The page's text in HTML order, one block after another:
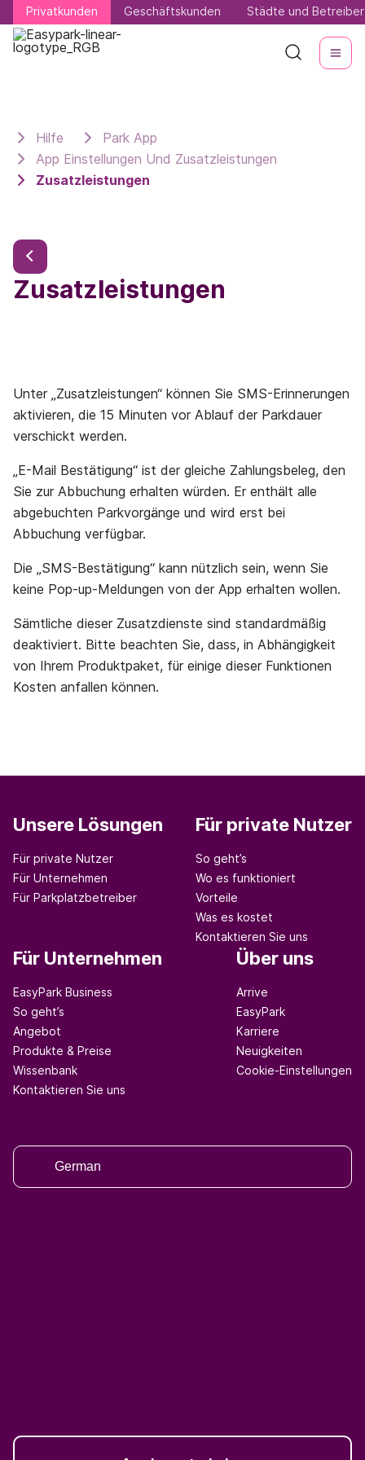
Privatkunden Geschäftskunden Städte und Betreiber
Privatkunden Geschäftskunden Städte und Betreiber
Hilfe
Park App
App Einstellungen Und Zusatzleistungen
Zusatzleistungen
Zusatzleistungen
Unter „Zusatzleistungen“ können Sie SMS-Erinnerungen
aktivieren, die 15 Minuten vor Ablauf der Parkdauer
verschickt werden.
„E-Mail Bestätigung“ ist der gleiche Zahlungsbeleg, den
Sie zur Abbuchung erhalten würden. Er enthält alle
abgebuchten Parkvorgänge und wird erst bei
Abbuchung verfügbar.
Die „SMS-Bestätigung“ kann nützlich sein, wenn Sie
keine Pop-up-Meldungen von der App erhalten wollen.
Sämtliche dieser Zusatzdienste sind standardmäßig
deaktiviert. Bitte beachten Sie, dass, in Abhängigkeit
von Ihrem Produktpaket, für einige dieser Funktionen
Kosten anfallen können.
Unsere Lösungen
Für private Nutzer
Für Unternehmen
Für Parkplatzbetreiber
Für private Nutzer
So geht’s
Wo es funktioniert
Vorteile
Was es kostet
Kontaktieren Sie uns
Für Unternehmen
EasyPark Business
So geht’s
Angebot
Produkte & Preise
Wissenbank
Kontaktieren Sie uns
Über uns
Arrive
EasyPark
Karriere
Neuigkeiten
Cookie-Einstellungen
German